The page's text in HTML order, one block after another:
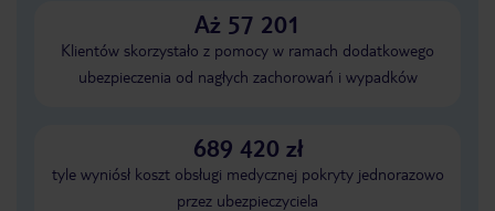
Aż 57 201
Klientów skorzystało z pomocy w ramach dodatkowego
ubezpieczenia od nagłych zachorowań i wypadków
689 420 zł
tyle wyniósł koszt obsługi medycznej pokryty jednorazowo
przez ubezpieczyciela